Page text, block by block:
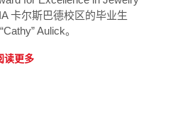
卡尔斯巴德校区的毕业生
Aulick。
读更多